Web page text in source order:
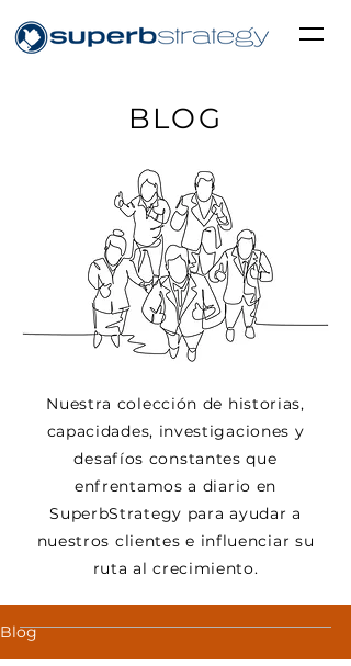
BLOG
Nuestra colección de historias,
capacidades, investigaciones y
desafíos constantes que
enfrentamos a diario en
SuperbStrategy para ayudar a
nuestros clientes e influenciar su
ruta al crecimiento.
Blog